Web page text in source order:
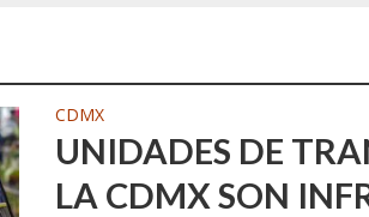
CDMX
UNIDADES DE
LA CDMX SON